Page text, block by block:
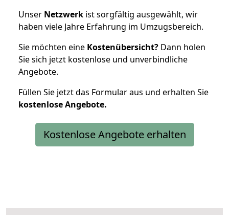
Unser Netzwerk ist sorgfältig ausgewählt, wir
haben viele Jahre Erfahrung im Umzugsbereich.
Sie möchten eine Kostenübersicht? Dann holen
Sie sich jetzt kostenlose und unverbindliche
Angebote.
Füllen Sie jetzt das Formular aus und erhalten Sie
kostenloseAngebote.
Kostenlose Angebote erhalten